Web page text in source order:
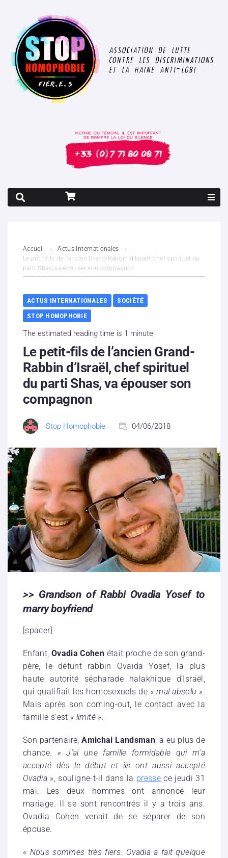
Contenus litigieux
Nous soutenir
Boutique
Partenaires
Contacts
Hébergement solidaire
Accueil
Actus Internationales
Le petit-fils de l’ancien Grand-Rabbin d’Israël, chef spirituel du
parti Shas, va épouser son compagnon
ACTUS INTERNATIONALES
SOCIÉTÉ
STOP HOMOPHOBIE
The estimated reading time is 1 minute
Le petit-fils de l’ancien Grand-
Rabbin d’Israël, chef spirituel
du parti Shas, va épouser son
compagnon
Stop Homophobie 04/06/2018
>> Grandson of Rabbi Ovadia Yosef to
marry boyfriend
[spacer]
Enfant, Ovadia Cohen était proche de son grand-
père, le défunt rabbin Ovaida Yosef, la plus
haute autorité sépharade halakhique d’Israël,
qui qualifiait les homosexuels de « mal absolu ».
Mais après son coming-out, le contact avec la
famille s’est « limité ».
Son partenaire,Amichai Landsman, a eu plus de
chance. « J’ai une famille formidable qui m’a
accepté dès le début et ils ont aussi accepté
Ovadia », souligne-t-il dans la presse ce jeudi 31
mai. Les deux hommes ont annoncé leur
mariage. Il se sont rencontrés il y a trois ans.
Ovadia Cohen venait de se séparer de son
épouse.
« Nous sommes très fiers. Ovadia a fait quelque